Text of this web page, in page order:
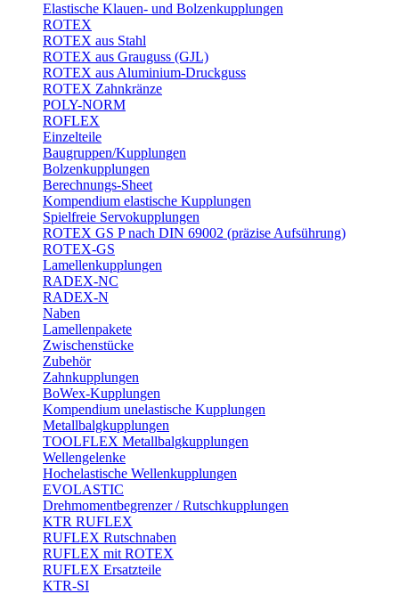
Elastische Klauen- und Bolzenkupplungen
ROTEX
ROTEX aus Stahl
ROTEX aus Grauguss (GJL)
ROTEX aus Aluminium-Druckguss
ROTEX Zahnkränze
POLY-NORM
ROFLEX
Einzelteile
Baugruppen/Kupplungen
Bolzenkupplungen
Berechnungs-Sheet
Kompendium elastische Kupplungen
Spielfreie Servokupplungen
ROTEX GS P nach DIN 69002 (präzise Aufsührung)
ROTEX-GS
Lamellenkupplungen
RADEX-NC
RADEX-N
Naben
Lamellenpakete
Zwischenstücke
Zubehör
Zahnkupplungen
BoWex-Kupplungen
Kompendium unelastische Kupplungen
Metallbalgkupplungen
TOOLFLEX Metallbalgkupplungen
Wellengelenke
Hochelastische Wellenkupplungen
EVOLASTIC
Drehmomentbegrenzer / Rutschkupplungen
KTR RUFLEX
RUFLEX Rutschnaben
RUFLEX mit ROTEX
RUFLEX Ersatzteile
KTR-SI